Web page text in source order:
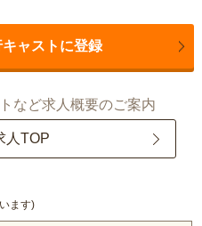
ャストに登録
など求人概要のご案内
人TOP
ます)